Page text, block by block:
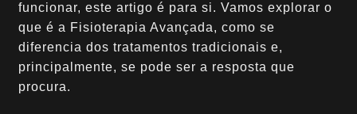
funcionar, este artigo é para si. Vamos explorar o
que é a Fisioterapia Avançada, como se
diferencia dos tratamentos tradicionais e,
principalmente, se pode ser a resposta que
procura.